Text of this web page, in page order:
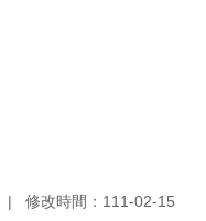
修改時間：111-02-15